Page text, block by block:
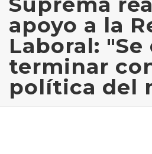
apoyo a la
Laboral: "Se
terminar
política del